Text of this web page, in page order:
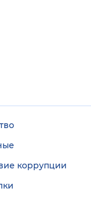
коррупции